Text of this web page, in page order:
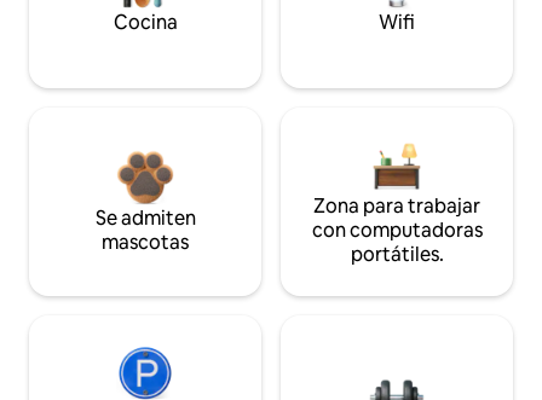
Cocina Wifi
Se admiten
mascotas
Zona para trabajar
con computadoras
portátiles.